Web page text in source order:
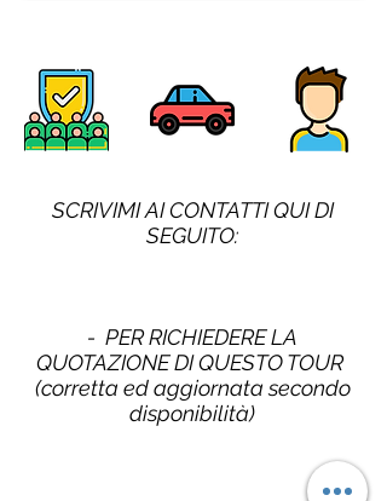
SCRIVIMI AI CONTATTI QUI DI
SEGUITO:
- PER RICHIEDERE LA
QUOTAZIONE DI QUESTO TOUR
(corretta ed aggiornata secondo
disponibilità)